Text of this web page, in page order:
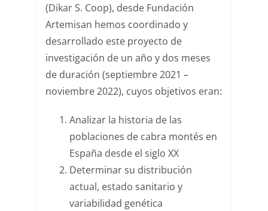
(Dikar S. Coop), desde Fundación
Artemisan hemos coordinado y
desarrollado este proyecto de
investigación de un año y dos meses
de duración (septiembre 2021 –
noviembre 2022), cuyos objetivos eran:
Analizar la historia de las
poblaciones de cabra montés en
España desde el siglo XX
Determinar su distribución
actual, estado sanitario y
variabilidad genética